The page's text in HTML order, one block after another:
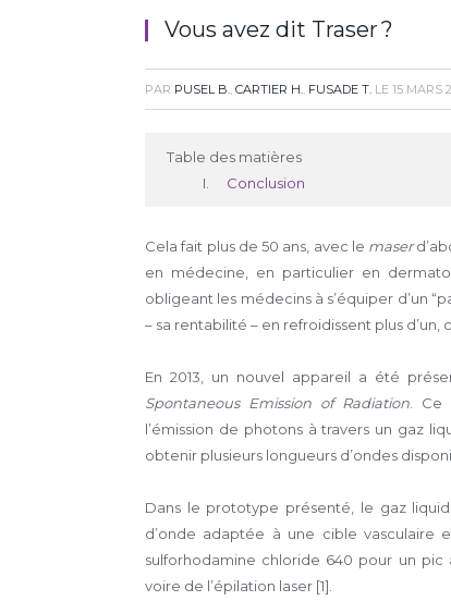
Vous avez dit Traser ?
PAR PUSEL B., CARTIER H., FUSADE T. LE 15 MARS
Table des matières
Conclusion
Cela fait plus de 50 ans, avec le maser
en médecine, en particulier en
obligeant les médecins à s’équiper d’un
– sa rentabilité – en refroidissent plus
En 2013, un nouvel appareil a été
Spontaneous Emission of Radiation. Ce
l’émission de photons à travers un gaz
obtenir plusieurs longueurs d’ondes
Dans le prototype présenté, le gaz
d’onde adaptée à une cible vasculaire
sulforhodamine chloride 640 pour un
voire de l’épilation laser [1].